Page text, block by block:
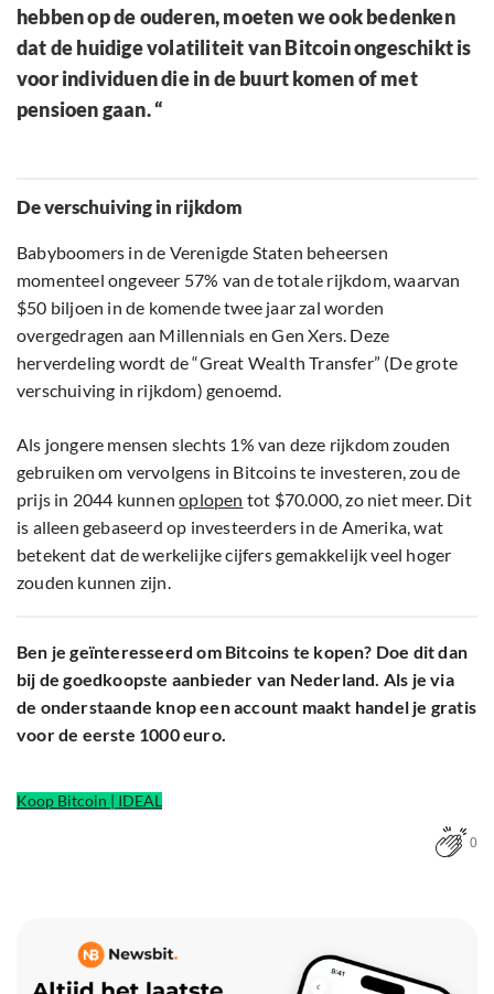
hebben op de ouderen, moeten we ook bedenken
dat de huidige volatiliteit van Bitcoin ongeschikt is
voor individuen die in de buurt komen of met
pensioen gaan. “
De verschuiving in rijkdom
Babyboomers in de Verenigde Staten beheersen
momenteel ongeveer 57% van de totale rijkdom, waarvan
$50 biljoen in de komende twee jaar zal worden
overgedragen aan Millennials en Gen Xers. Deze
herverdeling wordt de “Great Wealth Transfer” (De grote
verschuiving in rijkdom) genoemd.
Als jongere mensen slechts 1% van deze rijkdom zouden
gebruiken om vervolgens in Bitcoins te investeren, zou de
prijs in 2044 kunnenoplopen tot $70.000, zo niet meer. Dit
is alleen gebaseerd op investeerders in de Amerika, wat
betekent dat de werkelijke cijfers gemakkelijk veel hoger
zouden kunnen zijn.
Ben je geïnteresseerd om Bitcoins te kopen? Doe dit dan
bij de goedkoopste aanbieder van Nederland. Als je via
de onderstaande knop een account maakt handel je gratis
voor de eerste 1000 euro.
Koop Bitcoin | IDEAL
0